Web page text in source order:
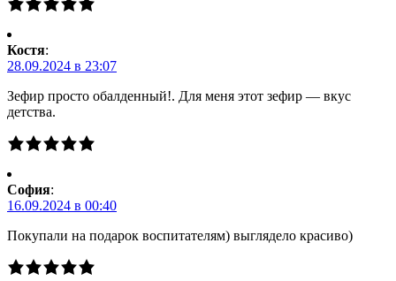
Костя:
28.09.2024 в 23:07
Зефир просто обалденный!. Для меня этот зефир — вкус
детства.
Cофия:
16.09.2024 в 00:40
Покупали на подарок воспитателям) выглядело красиво)